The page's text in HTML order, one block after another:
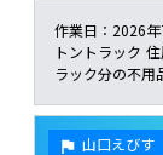
作業日： 2026
トントラック 住
ラック分の不用
山口えびす